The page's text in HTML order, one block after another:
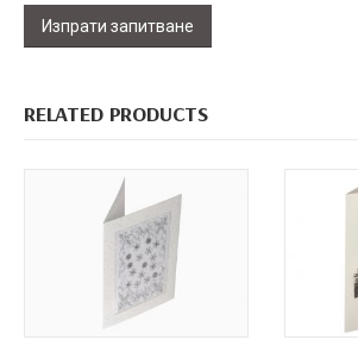
RELATED PRODUCTS